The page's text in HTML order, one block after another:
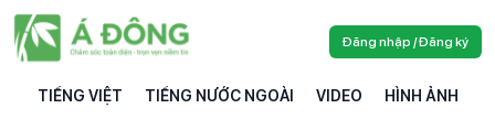
TIẾNG VIỆT TIẾNG NƯỚC NGOÀI VIDEO HÌNH ẢNH
Đăng nhập / Đăng ký